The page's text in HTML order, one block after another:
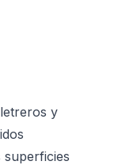
y
superficies